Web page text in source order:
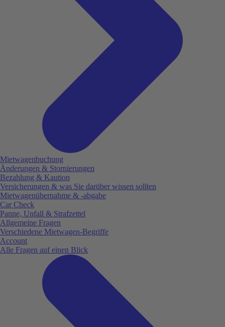
Mietwagenbuchung
Änderungen & Stornierungen
Bezahlung & Kaution
Versicherungen & was Sie darüber wissen sollten
Mietwagenübernahme & -abgabe
Car Check
Panne, Unfall & Strafzettel
Allgemeine Fragen
Verschiedene Mietwagen-Begriffe
Account
Alle Fragen auf einen Blick